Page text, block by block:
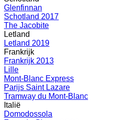
Glenfinnan
Schotland 2017
The Jacobite
Letland
Letland 2019
Frankrijk
Frankrijk 2013
Lille
Mont-Blanc Express
Parijs Saint Lazare
Tramway du Mont-Blanc
Italië
Domodossola